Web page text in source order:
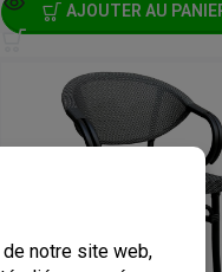
AJOUTER AU